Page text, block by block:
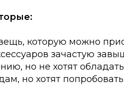
которую можно
зачастую
но не хотят
но хотят